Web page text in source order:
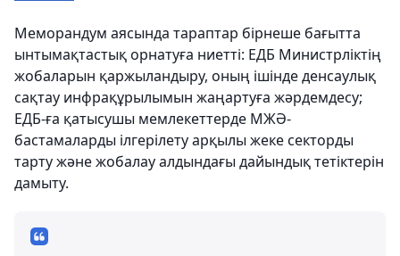
Меморандум аясында тараптар бірнеше бағытта
ынтымақтастық орнатуға ниетті: ЕДБ Министрліктің
жобаларын қаржыландыру, оның ішінде денсаулық
сақтау инфрақұрылымын жаңартуға жәрдемдесу;
ЕДБ-ға қатысушы мемлекеттерде МЖӘ-
бастамаларды ілгерілету арқылы жеке секторды
тарту және жобалау алдындағы дайындық тетіктерін
дамыту.